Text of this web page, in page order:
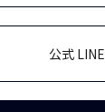
公式 LINE